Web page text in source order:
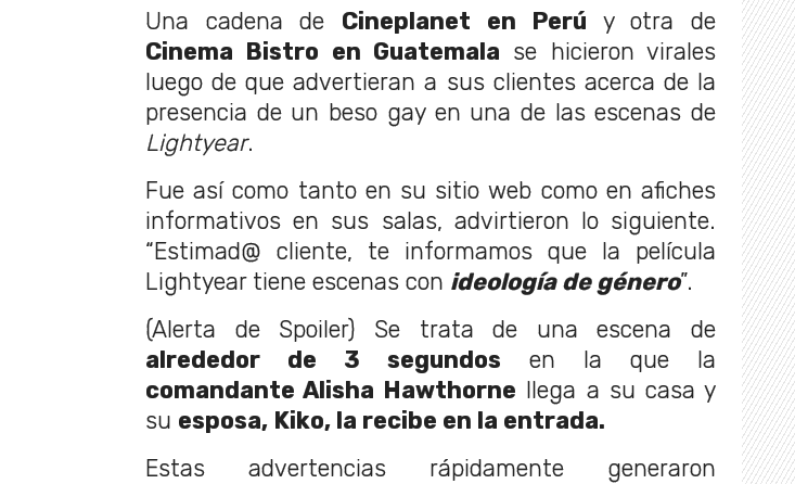
Una cadena de Cineplanet en Perú y otra de
Cinema Bistro en Guatemala se hicieron virales
luego de que advertieran a sus clientes acerca de la
presencia de un beso gay en una de las escenas de
Lightyear.
Fue así como tanto en su sitio web como en afiches
informativos en sus salas, advirtieron lo siguiente.
“Estimad@ cliente, te informamos que la película
Lightyear tiene escenas con ideología de género”.
(Alerta de Spoiler) Se trata de una escena de
alrededor de 3 segundos en la que la
comandante Alisha Hawthorne llega a su casa y
su esposa, Kiko, la recibe en la entrada.
Estas advertencias rápidamente generaron